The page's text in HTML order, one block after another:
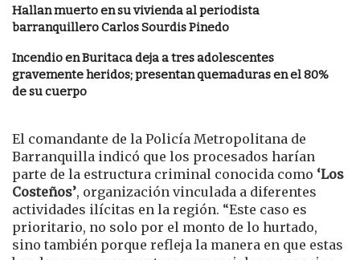
Hallan muerto en su vivienda al periodista
barranquillero Carlos Sourdis Pinedo
Incendio en Buritaca deja a tres adolescentes
gravemente heridos; presentan quemaduras en el 80%
de su cuerpo
El comandante de la Policía Metropolitana de
Barranquilla indicó que los procesados harían
parte de la estructura criminal conocida como ‘Los
Costeños’, organización vinculada a diferentes
actividades ilícitas en la región. “Este caso es
prioritario, no solo por el monto de lo hurtado,
sino también porque refleja la manera en que estas